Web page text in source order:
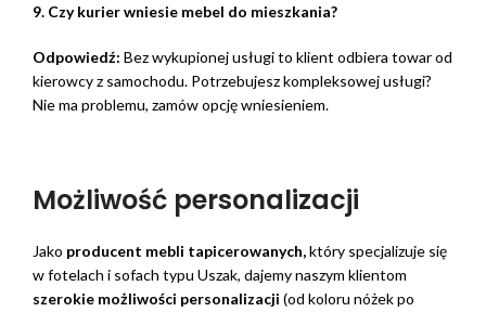
9. Czy kurier wniesie mebel do mieszkania?
Odpowiedź: Bez wykupionej usługi to klient odbiera towar od
kierowcy z samochodu. Potrzebujesz kompleksowej usługi?
Nie ma problemu, zamów opcję wniesieniem.
Możliwość personalizacji
Jako producent mebli tapicerowanych,który specjalizuje się
w fotelach i sofach typu Uszak, dajemy naszym klientom
szerokie możliwości personalizacji (od koloru nóżek po